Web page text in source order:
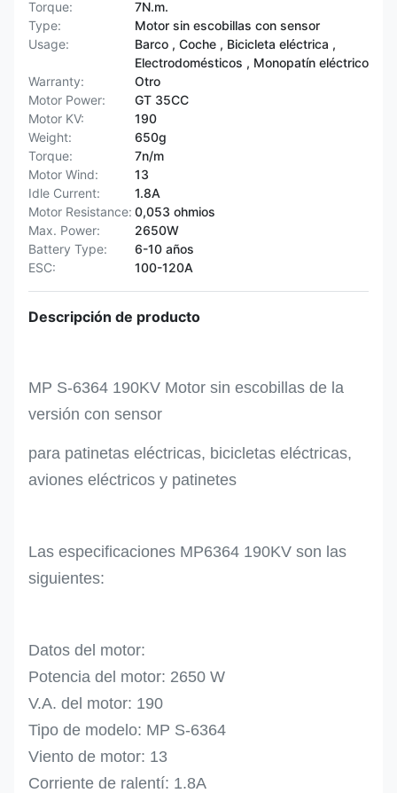
Torque:
7N.m.
Type:
Motor sin escobillas con sensor
Usage:
Barco , Coche , Bicicleta eléctrica ,
Electrodomésticos , Monopatín eléctrico
Warranty:
Otro
Motor Power:
GT 35CC
Motor KV:
190
Weight:
650g
Torque:
7n/m
Motor Wind:
13
Idle Current:
1.8A
Motor Resistance: 0,053 ohmios
Max. Power:
2650W
Battery Type:
6-10 años
ESC:
100-120A
Descripción de producto
MP S-6364 190KV Motor sin escobillas de la
versión con sensor
para patinetas eléctricas, bicicletas eléctricas,
aviones eléctricos y patinetes
Las especificaciones MP6364 190KV son las
siguientes:
Datos del motor:
Potencia del motor: 2650 W
V.A. del motor: 190
Tipo de modelo: MP S-6364
Viento de motor: 13
Corriente de ralentí: 1.8A